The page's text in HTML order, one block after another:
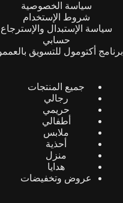
سياسة الخصوصية
شروط الإستخدام
سياسة الإستبدال والإسترجاع
حسابي
برنامج أكتومول للتسويق
جميع المنتجات
رجالي
حريمي
أطفالي
ملابس
أحذية
منزل
هدايا
عروض وتخفيضات